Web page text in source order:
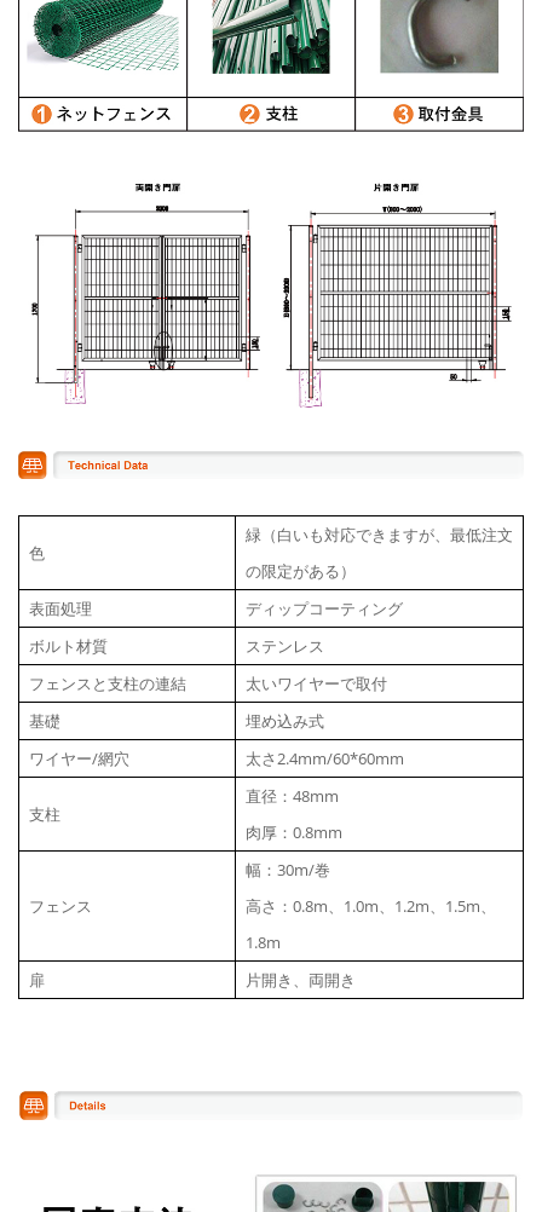
色
緑（白いも対応できますが、最低注文
の限定がある）
表面処理
ディップコーティング
ボルト材質
ステンレス
フェンスと支柱の連結
太いワイヤーで取付
基礎
埋め込み式
ワイヤー/網穴
太さ2.4mm/60*60mm
支柱
直径：48mm
肉厚：0.8mm
フェンス
幅：30m/巻
高さ：0.8m、1.0m、1.2m、1.5m、
1.8m
扉
片開き、両開き